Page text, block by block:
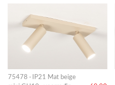
75478 · IP21 Mat beige